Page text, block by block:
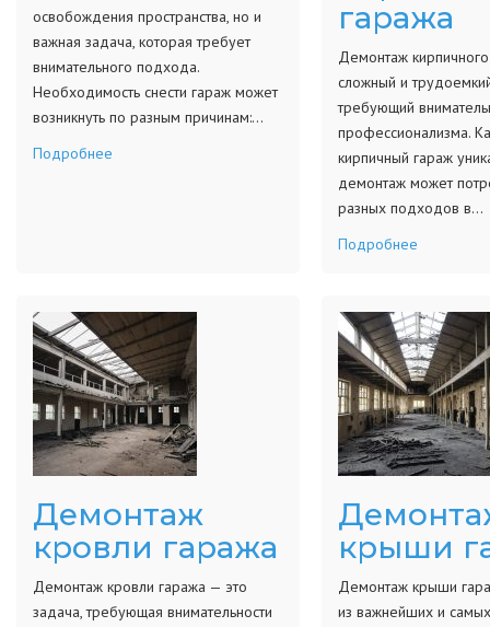
освобождения пространства, но и
важная задача, которая требует
внимательного подхода.
Необходимость снести гараж может
возникнуть по разным причинам:…
Подробнее
гаража
Демонтаж
сложный и
требующий
профессионализма.
кирпичный гараж
демонтаж может
разных подходов в…
Подробнее
Демонтаж
кровли гаража
Демонтаж кровли гаража — это
задача, требующая внимательности
крыши
Демонтаж крыши
из важнейших и